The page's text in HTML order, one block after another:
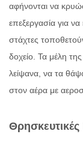
αφήνονται να
επεξεργασία για
στάχτες
δοχείο. Τα μέλη
λείψανα, να τα
στον αέρα με
Θρησκευτικές